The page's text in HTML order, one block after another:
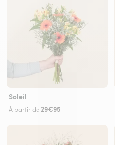
Soleil
À partir de 29€95